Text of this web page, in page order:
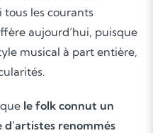
les courants
aujourd’hui, puisque
musical à part entière,
le folk connut un
d’artistes renommés